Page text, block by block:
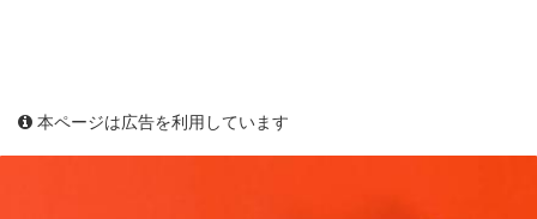
本ページは広告を利用しています